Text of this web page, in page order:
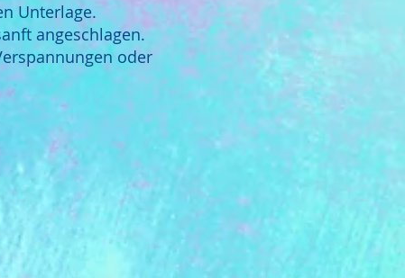
Unterlage.
angeschlagen.
oder